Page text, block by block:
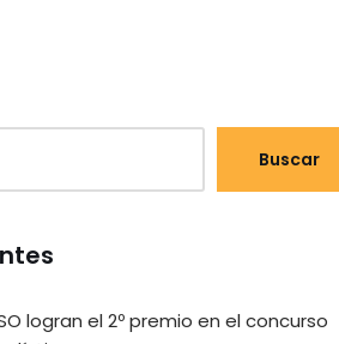
Buscar
logran el 2º premio en el concurso